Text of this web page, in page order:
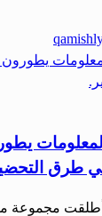
طرق
أطلقت